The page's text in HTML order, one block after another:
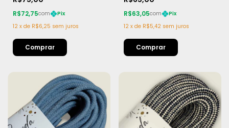
R$72,75com
Pix
12 x de R$6,25 sem juros
R$63,05com
Pix
12 x de R$5,42 sem juros